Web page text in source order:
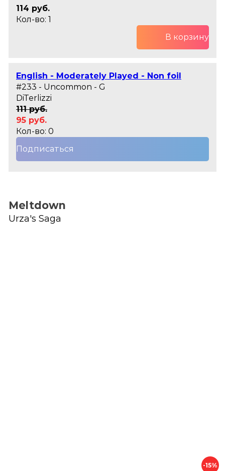
114 руб.
Кол-во: 1
В корзину
English - Moderately Played - Non foil
#233 - Uncommon - G
DiTerlizzi
111 руб.
95 руб.
Кол-во: 0
Подписаться
Meltdown
Urza's Saga
-15%